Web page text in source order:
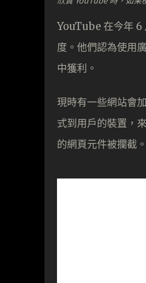
YouTube 在今年 6
度。他們認為使用
中獲利。
現時有一些網站會
式到用戶的裝置，
的網頁元件被攔截。